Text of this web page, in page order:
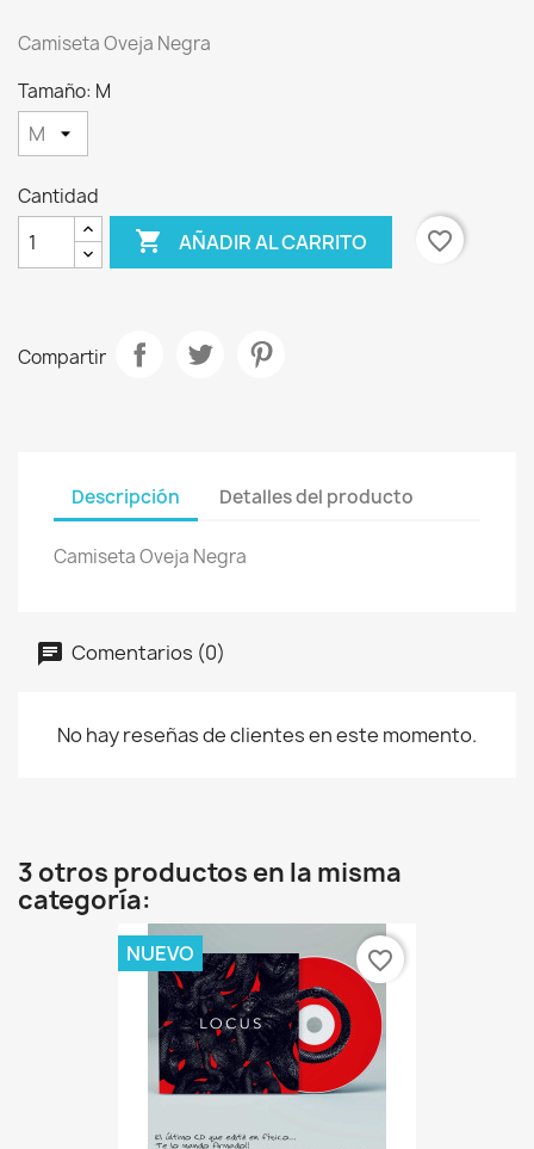
Camiseta Oveja Negra
Tamaño: M
Cantidad
 AÑADIR AL CARRITO favorite_border
Compartir
Descripción Detalles del producto
Camiseta Oveja Negra
Comentarios (0)
No hay reseñas de clientes en este momento.
3 otros productos en la misma
categoría:
NUEVO favorite_border